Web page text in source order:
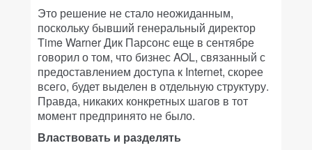
Это решение не стало неожиданным,
поскольку бывший генеральный директор
Time Warner Дик Парсонс еще в сентябре
говорил о том, что бизнес AOL, связанный с
предоставлением доступа к Internet, скорее
всего, будет выделен в отдельную структуру.
Правда, никаких конкретных шагов в тот
момент предпринято не было.
Властвовать и разделять